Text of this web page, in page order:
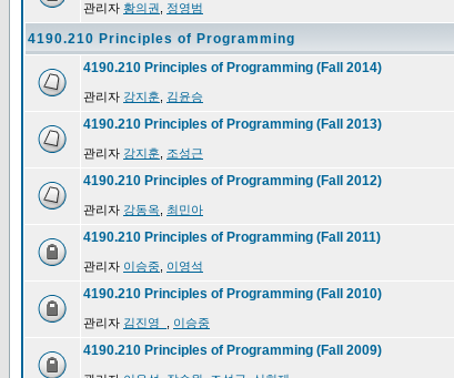
관리자 황의권 정영범
4190.210 Principles of Programming
4190.210 Principles of Programming (Fall 2014)
관리자 강지훈 김윤승
4190.210 Principles of Programming (Fall 2013)
관리자 강지훈 조성근
4190.210 Principles of Programming (Fall 2012)
관리자 강동옥 최민아
4190.210 Principles of Programming (Fall 2011)
관리자 이승중 이영석
4190.210 Principles of Programming (Fall 2010)
관리자 김진영_ 이승중
4190.210 Principles of Programming (Fall 2009)